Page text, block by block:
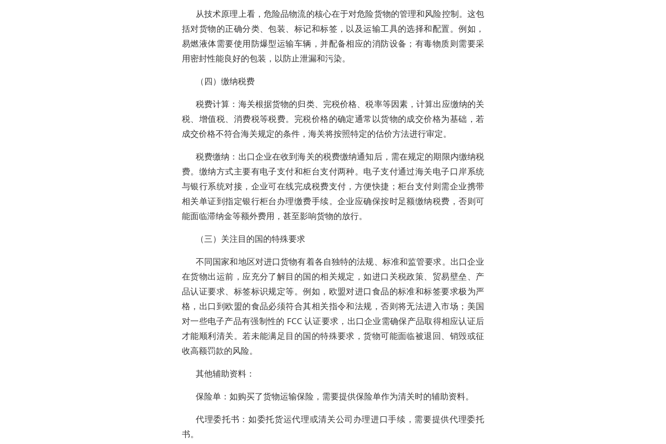
从技术原理上看，危险品物流的核心在于对危险货物的管理和风险控制。这包
括对货物的正确分类、包装、标记和标签，以及运输工具的选择和配置。例如，
易燃液体需要使用防爆型运输车辆，并配备相应的消防设备；有毒物质则需要采
用密封性能良好的包装，以防止泄漏和污染。
（四）缴纳税费
税费计算：海关根据货物的归类、完税价格、税率等因素，计算出应缴纳的关
税、增值税、消费税等税费。完税价格的确定通常以货物的成交价格为基础，若
成交价格不符合海关规定的条件，海关将按照特定的估价方法进行审定。
税费缴纳：出口企业在收到海关的税费缴纳通知后，需在规定的期限内缴纳税
费。缴纳方式主要有电子支付和柜台支付两种。电子支付通过海关电子口岸系统
与银行系统对接，企业可在线完成税费支付，方便快捷；柜台支付则需企业携带
相关单证到指定银行柜台办理缴费手续。企业应确保按时足额缴纳税费，否则可
能面临滞纳金等额外费用，甚至影响货物的放行。
（三）关注目的国的特殊要求
不同国家和地区对进口货物有着各自独特的法规、标准和监管要求。出口企业
在货物出运前，应充分了解目的国的相关规定，如进口关税政策、贸易壁垒、产
品认证要求、标签标识规定等。例如，欧盟对进口食品的标准和标签要求极为严
格，出口到欧盟的食品必须符合其相关指令和法规，否则将无法进入市场；美国
对一些电子产品有强制性的 FCC 认证要求，出口企业需确保产品取得相应认证后
才能顺利清关。若未能满足目的国的特殊要求，货物可能面临被退回、销毁或征
收高额罚款的风险。
其他辅助资料：
保险单：如购买了货物运输保险，需要提供保险单作为清关时的辅助资料。
代理委托书：如委托货运代理或清关公司办理进口手续，需要提供代理委托
书。